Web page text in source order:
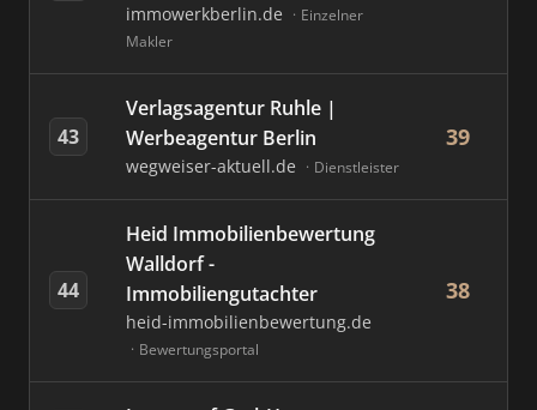
immowerkberlin.de
Einzelner
Makler
43
Verlagsagentur Ruhle |
Werbeagentur Berlin
wegweiser-aktuell.de Dienstleister
39
44
Heid Immobilienbewertung
Walldorf -
Immobiliengutachter
heid-immobilienbewertung.de
Bewertungsportal
38